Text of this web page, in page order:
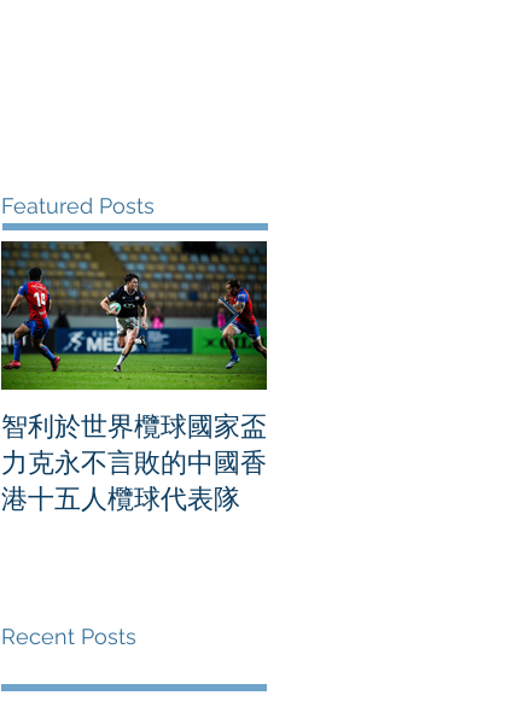
Featured Posts
智利於世界欖球國家盃
力克永不言敗的中國香
港十五人欖球代表隊
Recent Posts